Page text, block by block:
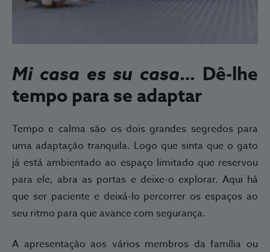
Mi casa es su casa… Dê-lhe
tempo para se adaptar
Tempo e calma são os dois grandes segredos para
uma adaptação tranquila. Logo que sinta que o gato
já está ambientado ao espaço limitado que reservou
para ele, abra as portas e deixe-o explorar. Aqui há
que ser paciente e deixá-lo percorrer os espaços ao
seu ritmo para que avance com segurança.
A apresentação aos vários membros da família ou